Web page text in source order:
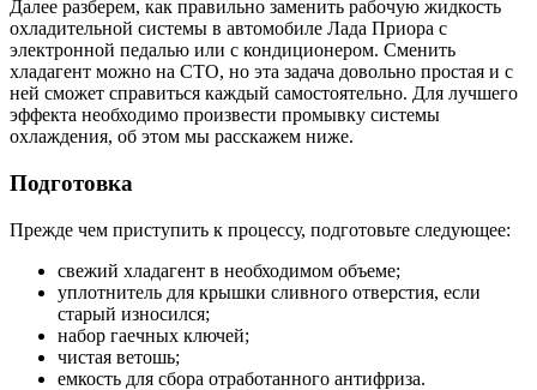
Далее разберем, как правильно заменить рабочую жидкость
охладительной системы в автомобиле Лада Приора с
электронной педалью или с кондиционером. Сменить
хладагент можно на СТО, но эта задача довольно простая и с
ней сможет справиться каждый самостоятельно. Для лучшего
эффекта необходимо произвести промывку системы
охлаждения, об этом мы расскажем ниже.
Подготовка
Прежде чем приступить к процессу, подготовьте следующее:
свежий хладагент в необходимом объеме;
уплотнитель для крышки сливного отверстия, если
старый износился;
набор гаечных ключей;
чистая ветошь;
емкость для сбора отработанного антифриза.